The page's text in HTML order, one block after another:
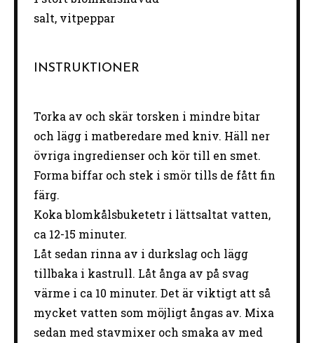
salt, vitpeppar
INSTRUKTIONER
Torka av och skär torsken i mindre bitar
och lägg i matberedare med kniv. Häll ner
övriga ingredienser och kör till en smet.
Forma biffar och stek i smör tills de fått fin
färg.
Koka blomkålsbuketetr i lättsaltat vatten,
ca 12-15 minuter.
Låt sedan rinna av i durkslag och lägg
tillbaka i kastrull. Låt ånga av på svag
värme i ca 10 minuter. Det är viktigt att så
mycket vatten som möjligt ångas av. Mixa
sedan med stavmixer och smaka av med